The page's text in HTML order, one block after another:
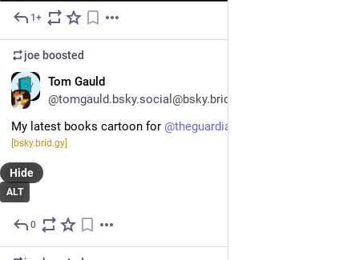
1+
joe boosted
Tom Gauld
@tomgauld.bsky.social@bsky.brid.gy
My latest books cartoon for @theguardian.com@bsky.brid.gy
[bsky.brid.gy]
ALT
Hide
0